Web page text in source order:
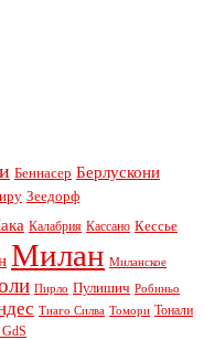
Беннасер Берлускони
Зеедорф
Калабрия Кассано Кессье
Милан Миланское
Пирло Пулишич Робиньо
Тиаго Силва Томори Тонали